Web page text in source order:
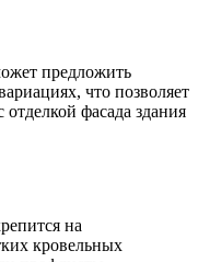
предложить
что позволяет
фасада здания
на
кровельных